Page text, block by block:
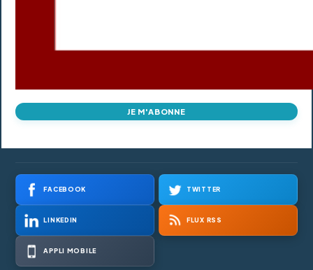
JE M'ABONNE
FACEBOOK TWITTER
LINKEDIN FLUX RSS
APPLI MOBILE